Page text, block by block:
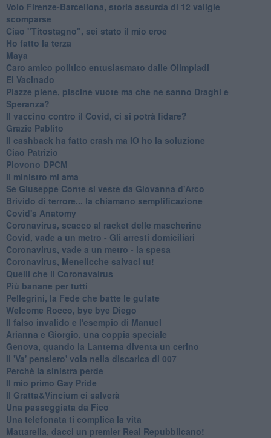
Volo Firenze-Barcellona, storia assurda di 12 valigie
scomparse
Ciao "Titostagno", sei stato il mio eroe
Ho fatto la terza
Maya
Caro amico politico entusiasmato dalle Olimpiadi
El Vacinado
Piazze piene, piscine vuote ma che ne sanno Draghi e
Speranza?
​Il vaccino contro il Covid, ci si potrà fidare?
Grazie Pablito
Il cashback ha fatto crash ma IO ho la soluzione
Ciao Patrizio
Piovono DPCM
Il ministro mi ama
Se Giuseppe Conte si veste da Giovanna d'Arco
Brivido di terrore... la chiamano semplificazione
Covid's Anatomy
Coronavirus, scacco al racket delle mascherine
Covid, vade a un metro - Gli arresti domiciliari
Coronavirus, vade a un metro - la spesa
Coronavirus, Menelicche salvaci tu!
Quelli che il Coronavairus
Più banane per tutti
Pellegrini, la Fede che batte le gufate
Welcome Rocco, bye bye Diego
Il falso invalido e l'esempio di Manuel
Arianna e Giorgio, una coppia speciale
Genova, quando la Lanterna diventa un cerino
Il 'Va' pensiero' vola nella discarica di 007
Perchè la sinistra perde
Il mio primo Gay Pride
Il Gratta&Vincium ci salverà
Una passeggiata da Fico
Una telefonata ti complica la vita
Mattarella, dacci un premier Real Repubblicano!